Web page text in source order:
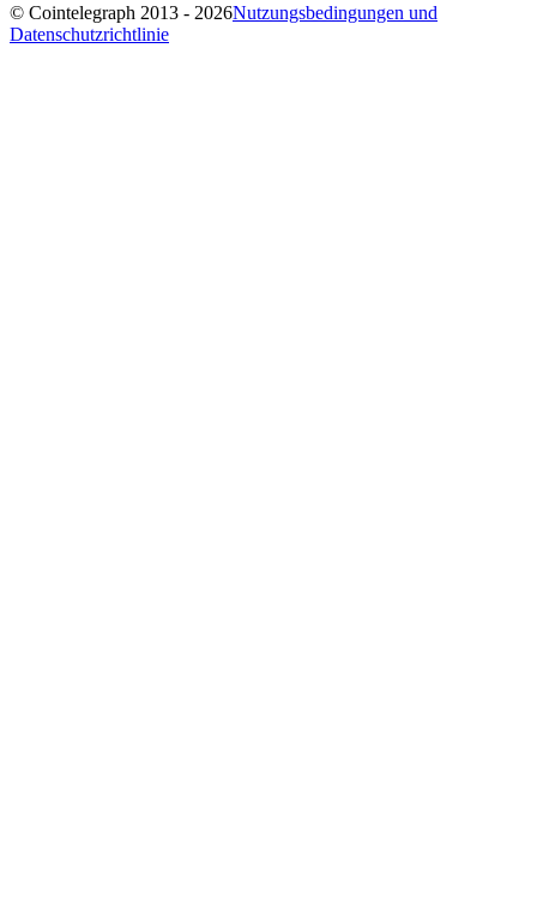
© Cointelegraph 2013 - 2026Nutzungsbedingungen und
Datenschutzrichtlinie